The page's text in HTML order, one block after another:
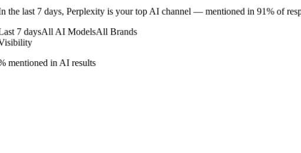
the last 7 days, Perplexityis your top AI channel — mentioned in 91% of
7 daysAll AI ModelsAll Brands
mentioned in AI results